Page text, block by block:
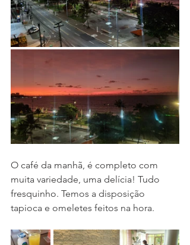
O café da manhã, é completo com
muita variedade, uma delícia! Tudo
fresquinho. Temos a disposição
tapioca e omeletes feitos na hora.